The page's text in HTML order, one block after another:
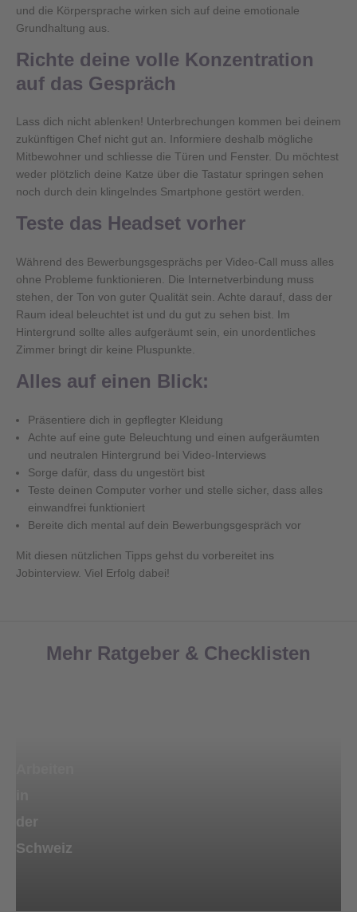
und die Körpersprache wirken sich auf deine emotionale
Grundhaltung aus.
Richte deine volle Konzentration
auf das Gespräch
Lass dich nicht ablenken! Unterbrechungen kommen bei deinem
zukünftigen Chef nicht gut an. Informiere deshalb mögliche
Mitbewohner und schliesse die Türen und Fenster. Du möchtest
weder plötzlich deine Katze über die Tastatur springen sehen
noch durch dein klingelndes Smartphone gestört werden.
Teste das Headset vorher
Während des Bewerbungsgesprächs per Video-Call muss alles
ohne Probleme funktionieren. Die Internetverbindung muss
stehen, der Ton von guter Qualität sein. Achte darauf, dass der
Raum ideal beleuchtet ist und du gut zu sehen bist. Im
Hintergrund sollte alles aufgeräumt sein, ein unordentliches
Zimmer bringt dir keine Pluspunkte.
Alles auf einen Blick:
Präsentiere dich in gepflegter Kleidung
Achte auf eine gute Beleuchtung und einen aufgeräumten
und neutralen Hintergrund bei Video-Interviews
Sorge dafür, dass du ungestört bist
Teste deinen Computer vorher und stelle sicher, dass alles
einwandfrei funktioniert
Bereite dich mental auf dein Bewerbungsgespräch vor
Mit diesen nützlichen Tipps gehst du vorbereitet ins
Jobinterview. Viel Erfolg dabei!
Mehr Ratgeber & Checklisten
Schweiz